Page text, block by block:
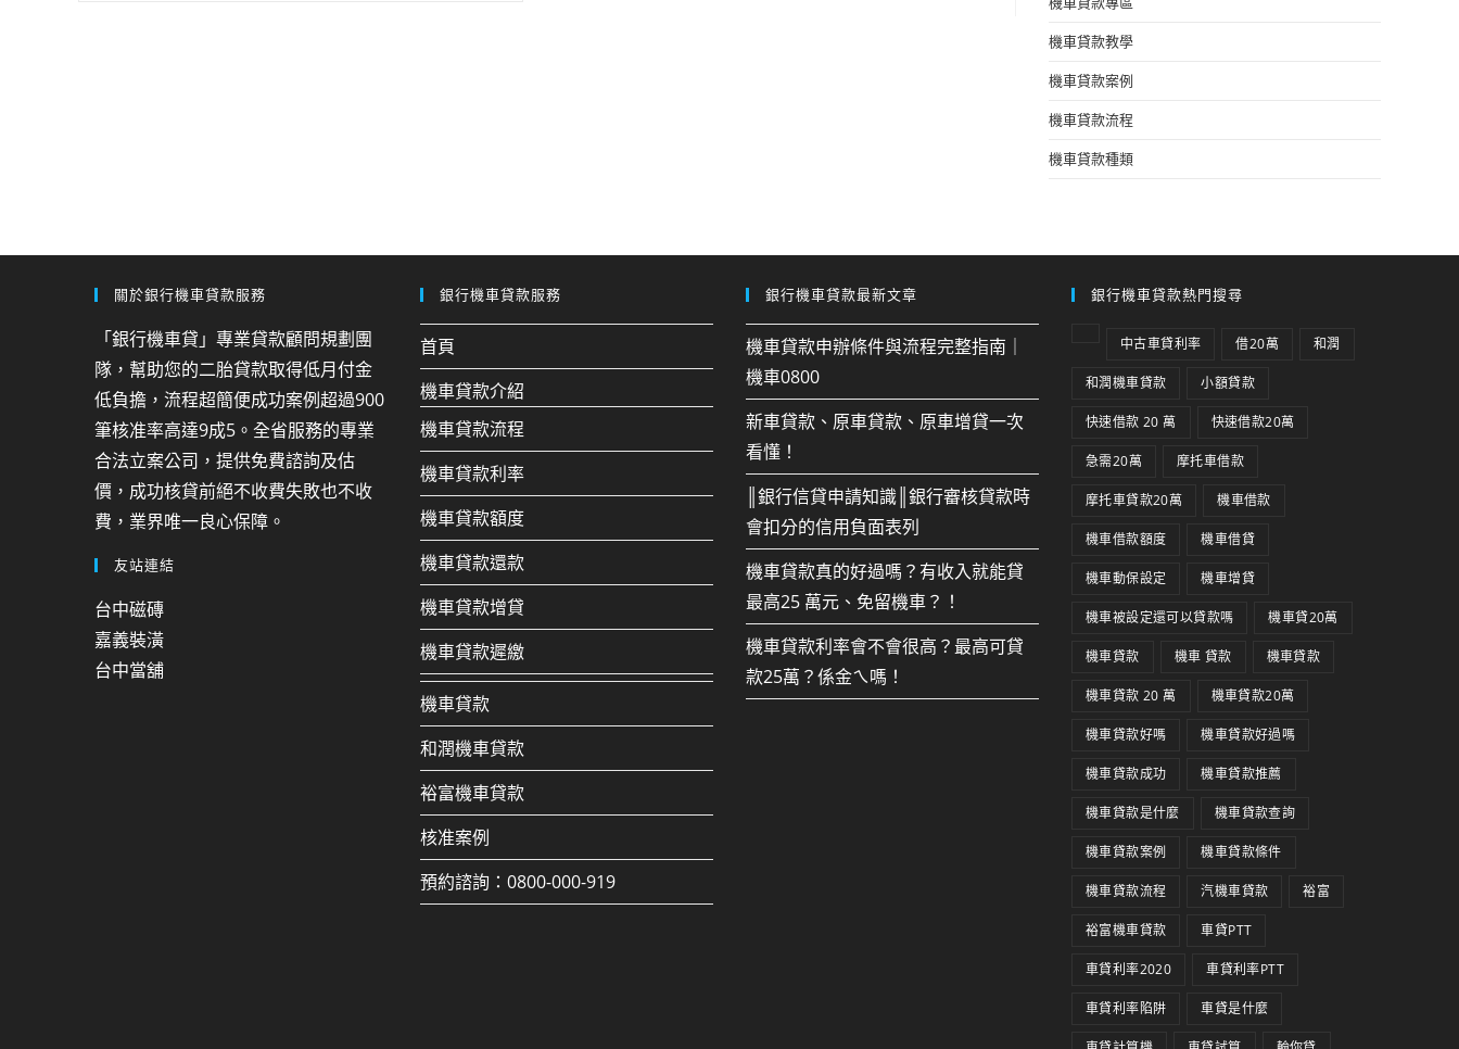
機車貸款教學
機車貸款案例
機車貸款流程
機車貸款種類
關於銀行機車貸款服務
「銀行機車貸」專業貸款顧問規劃團
隊，幫助您的二胎貸款取得低月付金
低負擔，流程超簡便成功案例超過900
筆核准率高達9成5。全省服務的專業
合法立案公司，提供免費諮詢及估
價，成功核貸前絕不收費失敗也不收
費，業界唯一良心保障。
友站連結
台中磁磚
嘉義裝潢
台中當舖
銀行機車貸款服務
首頁
機車貸款介紹
機車貸款流程
機車貸款利率
機車貸款額度
機車貸款還款
機車貸款增貸
機車貸款遲繳
機車貸款
和潤機車貸款
裕富機車貸款
核准案例
預約諮詢：0800-000-919
銀行機車貸款最新文章
機車貸款申辦條件與流程完整指南｜
機車0800
新車貸款、原車貸款、原車增貸一次
看懂！
║銀行信貸申請知識║銀行審核貸款時
會扣分的信用負面表列
機車貸款真的好過嗎？有收入就能貸
最高25 萬元、免留機車？！
機車貸款利率會不會很高？最高可貸
款25萬？係金ㄟ嗎！
銀行機車貸款熱門搜尋
中古車貸利率 借20萬 和潤
和潤機車貸款 小額貸款
快速借款 20 萬 快速借款20萬
急需20萬 摩托車借款
摩托車貸款20萬 機車借款
機車借款額度 機車借貸
機車動保設定 機車增貸
機車被設定還可以貸款嗎 機車貸20萬
機車貸款 機車 貸款 機車貸款
機車貸款 20 萬 機車貸款20萬
機車貸款好嗎 機車貸款好過嗎
機車貸款成功 機車貸款推薦
機車貸款是什麼 機車貸款查詢
機車貸款案例 機車貸款條件
機車貸款流程 汽機車貸款 裕富
裕富機車貸款 車貸PTT
車貸利率2020 車貸利率PTT
車貸利率陷阱 車貸是什麼